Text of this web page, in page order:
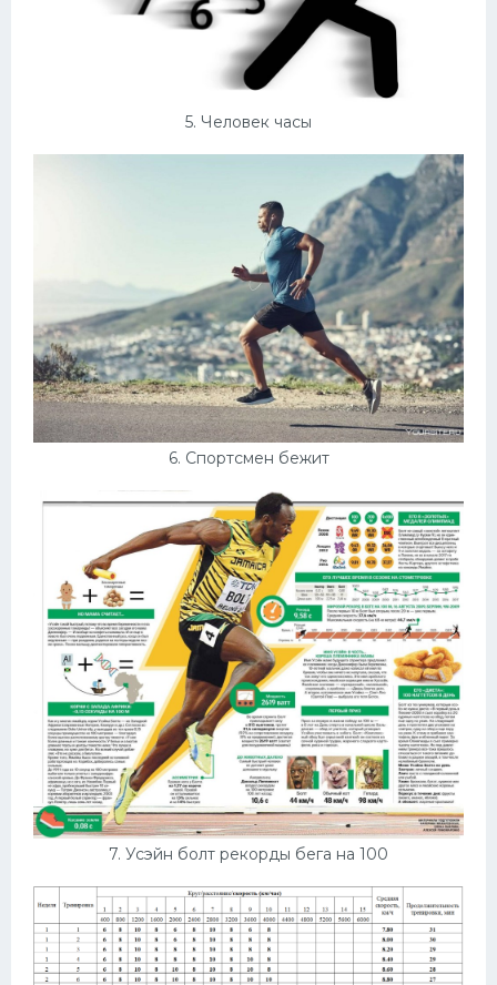
5. Человек часы
6. Спортсмен бежит
7. Усэйн болт рекорды бега на 100